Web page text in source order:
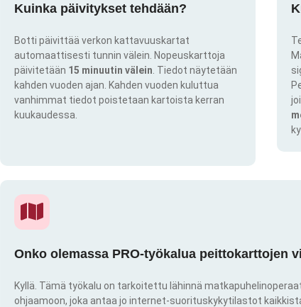
Kuinka päivitykset tehdään?
Botti päivittää verkon kattavuuskartat
automaattisesti tunnin välein. Nopeuskarttoja
päivitetään 15 minuutin välein . Tiedot näytetään
kahden vuoden ajan. Kahden vuoden kuluttua
vanhimmat tiedot poistetaan kartoista kerran
kuukaudessa.
Onko olemassa PRO-työkalua peittokarttojen
Kyllä. Tämä työkalu on tarkoitettu lähinnä
ohjaamoon, joka antaa jo internet-suorituskykytilastot